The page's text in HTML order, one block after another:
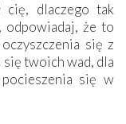
cię, dlaczego tak
odpowiadaj, że to
się z
się twoich wad, dla
się w